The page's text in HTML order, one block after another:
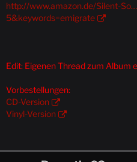
http://www.amazon.de/Silent-
5&keywords=emigrate
Edit: Eigenen Thread zum Album
Vorbestellungen:
CD-Version
Vinyl-Version